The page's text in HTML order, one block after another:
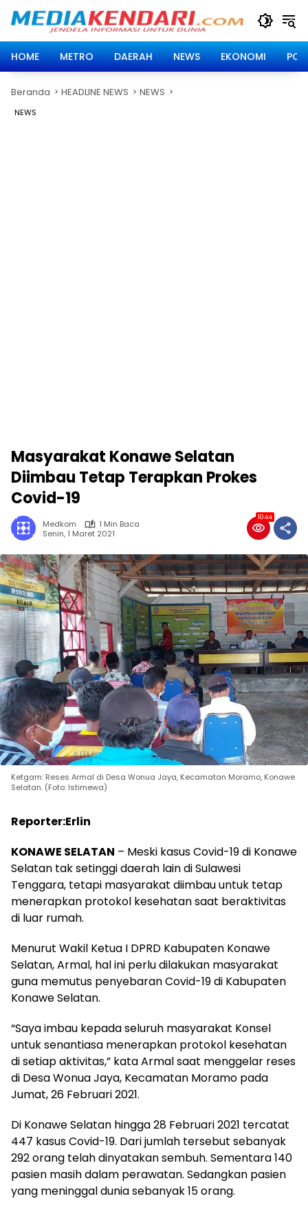
HOME
METRO DAERAH NEWS EKONOMI
Beranda HEADLINE NEWS NEWS
NEWS
Masyarakat Konawe Selatan
Diimbau Tetap Terapkan Prokes
Covid-19
Medkom
1 Min Baca
Senin, 1 Maret 2021
1044
Ketgam: Reses Armal di Desa Wonua Jaya, Kecamatan Moramo, Konawe
Selatan. (Foto: Istimewa)
Reporter:Erlin
KONAWE SELATAN – Meski kasus Covid-19 di Konawe
Selatan tak setinggi daerah lain di Sulawesi
Tenggara, tetapi masyarakat diimbau untuk tetap
menerapkan protokol kesehatan saat beraktivitas
di luar rumah.
Menurut Wakil Ketua I DPRD Kabupaten Konawe
Selatan, Armal, hal ini perlu dilakukan masyarakat
guna memutus penyebaran Covid-19 di Kabupaten
Konawe Selatan.
“Saya imbau kepada seluruh masyarakat Konsel
untuk senantiasa menerapkan protokol kesehatan
di setiap aktivitas,” kata Armal saat menggelar reses
di Desa Wonua Jaya, Kecamatan Moramo pada
Jumat, 26 Februari 2021.
Di Konawe Selatan hingga 28 Februari 2021 tercatat
447 kasus Covid-19. Dari jumlah tersebut sebanyak
292 orang telah dinyatakan sembuh. Sementara 140
pasien masih dalam perawatan. Sedangkan pasien
yang meninggal dunia sebanyak 15 orang.